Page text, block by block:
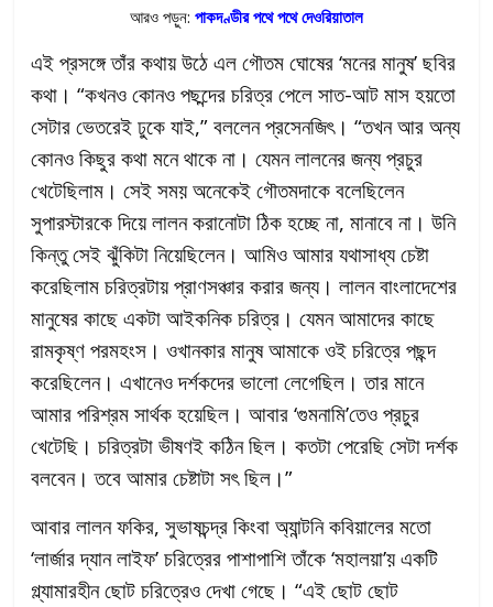
আরও পড়ুন: পাকদণ্ডীর পথে পথে দেওরিয়াতাল
এই প্রসঙ্গে তাঁর কথায় উঠে এল গৌতম ঘোষের ‘মনের মানুষ’ ছবির
কথা। “কখনও কোনও পছন্দের চরিত্র পেলে সাত-আট মাস হয়তো
সেটার ভেতরেই ঢুকে যাই,” বললেন প্রসেনজিৎ। “তখন আর অন্য
কোনও কিছুর কথা মনে থাকে না। যেমন লালনের জন্য প্রচুর
খেটেছিলাম। সেই সময় অনেকেই গৌতমদাকে বলেছিলেন
সুপারস্টারকে দিয়ে লালন করানোটা ঠিক হচ্ছে না, মানাবে না। উনি
কিন্তু সেই ঝুঁকিটা নিয়েছিলেন। আমিও আমার যথাসাধ্য চেষ্টা
করেছিলাম চরিত্রটায় প্রাণসঞ্চার করার জন্য। লালন বাংলাদেশের
মানুষের কাছে একটা আইকনিক চরিত্র। যেমন আমাদের কাছে
রামকৃষ্ণ পরমহংস। ওখানকার মানুষ আমাকে ওই চরিত্রে পছন্দ
করেছিলেন। এখানেও দর্শকদের ভালো লেগেছিল। তার মানে
আমার পরিশ্রম সার্থক হয়েছিল। আবার ‘গুমনামি’তেও প্রচুর
খেটেছি। চরিত্রটা ভীষণই কঠিন ছিল। কতটা পেরেছি সেটা দর্শক
বলবেন। তবে আমার চেষ্টাটা সৎ ছিল।”
আবার লালন ফকির, সুভাষচন্দ্র কিংবা অ্যান্টনি কবিয়ালের মতো
‘লার্জার দ্যান লাইফ’ চরিত্রের পাশাপাশি তাঁকে ‘মহালয়া’য় একটি
গ্ল্যামারহীন ছোট চরিত্রেও দেখা গেছে। “এই ছোট ছোট